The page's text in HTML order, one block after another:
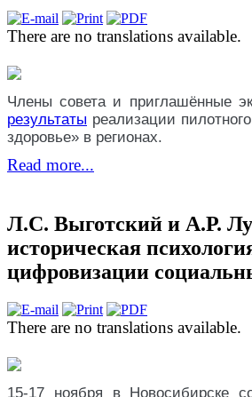
There are no translations available.
Члены совета и приглашённые
результаты реализации
здоровье» в регионах.
Read more...
Л.С. Выготский и А.Р.
историческая
цифровизации
There are no translations available.
15-17 ноября в Новосибирске